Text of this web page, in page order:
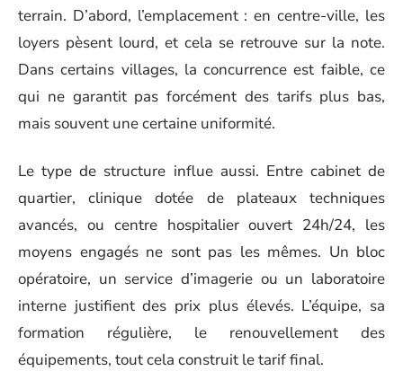
terrain. D’abord, l’emplacement : en centre-ville, les
loyers pèsent lourd, et cela se retrouve sur la note.
Dans certains villages, la concurrence est faible, ce
qui ne garantit pas forcément des tarifs plus bas,
mais souvent une certaine uniformité.
Le type de structure influe aussi. Entre cabinet de
quartier, clinique dotée de plateaux techniques
avancés, ou centre hospitalier ouvert 24h/24, les
moyens engagés ne sont pas les mêmes. Un bloc
opératoire, un service d’imagerie ou un laboratoire
interne justifient des prix plus élevés. L’équipe, sa
formation régulière, le renouvellement des
équipements, tout cela construit le tarif final.